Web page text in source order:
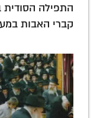
התפילה הסודית
קברי האבות